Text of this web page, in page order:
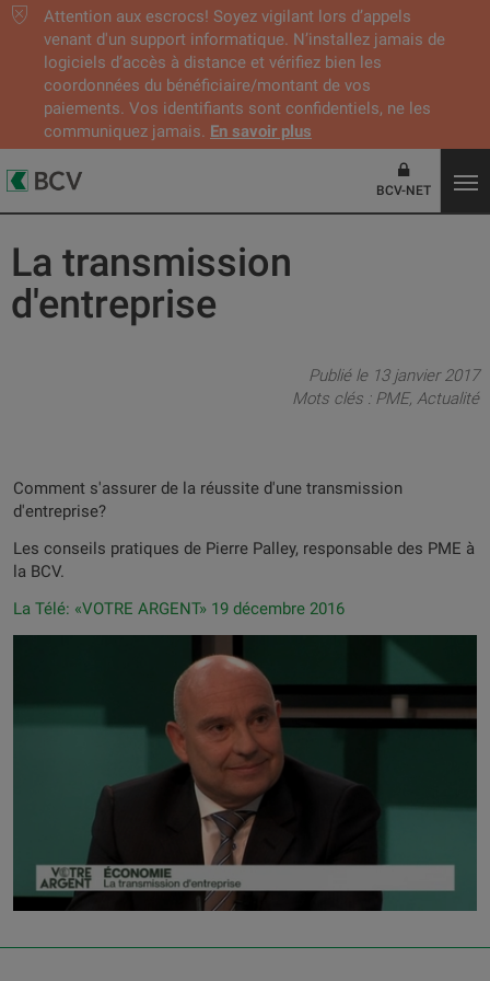
Attention aux escrocs! Soyez vigilant lors d’appels
venant d'un support informatique. N’installez jamais de
logiciels d’accès à distance et vérifiez bien les
coordonnées du bénéficiaire/montant de vos
paiements. Vos identifiants sont confidentiels, ne les
communiquez jamais. En savoir plus
BCV-NET
La transmission
d'entreprise
Publié le 13 janvier 2017
Mots clés : PME Actualité
Comment s'assurer de la réussite d'une transmission
d'entreprise?
Les conseils pratiques de Pierre Palley, responsable des PME à
la BCV.
La Télé: «VOTRE ARGENT» 19 décembre 2016